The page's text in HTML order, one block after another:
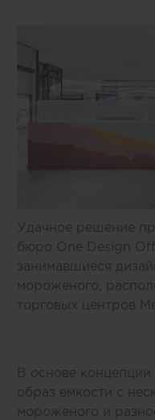
Удачное решение
бюро One Design
занимавшиеся
мороженого,
торговых центров
В основе
образ емкости с
мороженого и